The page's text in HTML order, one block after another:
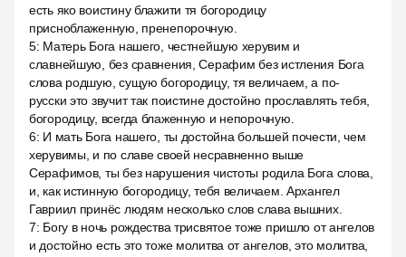
есть яко воистину блажити тя богородицу
присноблаженную, пренепорочную.
5: Матерь Бога нашего, честнейшую херувим и
славнейшую, без сравнения, Серафим без истления Бога
слова родшую, сущую богородицу, тя величаем, а по-
русски это звучит так поистине достойно прославлять тебя,
богородицу, всегда блаженную и непорочную.
6: И мать Бога нашего, ты достойна большей почести, чем
херувимы, и по славе своей несравненно выше
Серафимов, ты без нарушения чистоты родила Бога слова,
и, как истинную богородицу, тебя величаем. Архангел
Гавриил принёс людям несколько слов слава вышних.
7: Богу в ночь рождества трисвятое тоже пришло от ангелов
и достойно есть это тоже молитва от ангелов, это молитва,